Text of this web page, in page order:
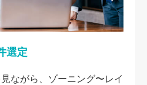
選定
ながら、ゾーニング〜レイ